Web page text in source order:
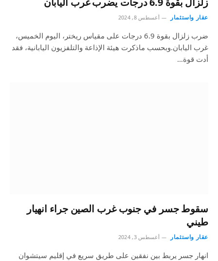
عقار واستثمار أغسطس 8, 2024
ضرب زلزال بقوة 6.9 درجات على مقياس ريختر، اليوم الخميس،
غرب اليابان.وبحسب ماذكرت هيئة الإذاعة والتلفزيون اليابانية، فقد
أدت قوة…
سقوط جسر في جنوب غرب الصين جراء انهيار
طيني
عقار واستثمار أغسطس 3, 2024
انهار جسر يربط بين نفقين على طريق سريع في إقليم سيتشوان